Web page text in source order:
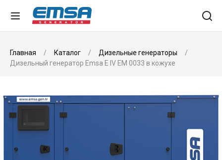
Главная Каталог
Дизельные генераторы
Дизельный генератор Emsa E IV EM 0033 в кожухе